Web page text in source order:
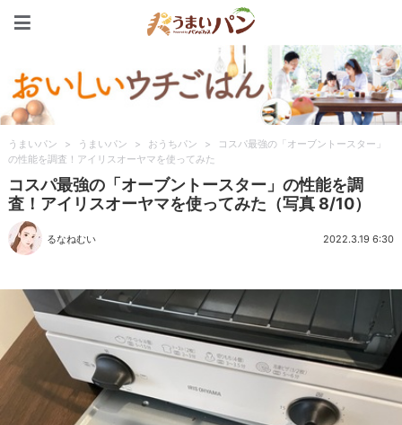
うまいパン > うまいパン > おうちパン >
コスパ最強の「オーブントースター」
の性能を調査！アイリスオーヤマを使ってみた
コスパ最強の「オーブントースター」の性能を調
査！アイリスオーヤマを使ってみた（写真 8/10）
るなねむい 2022.3.19 6:30